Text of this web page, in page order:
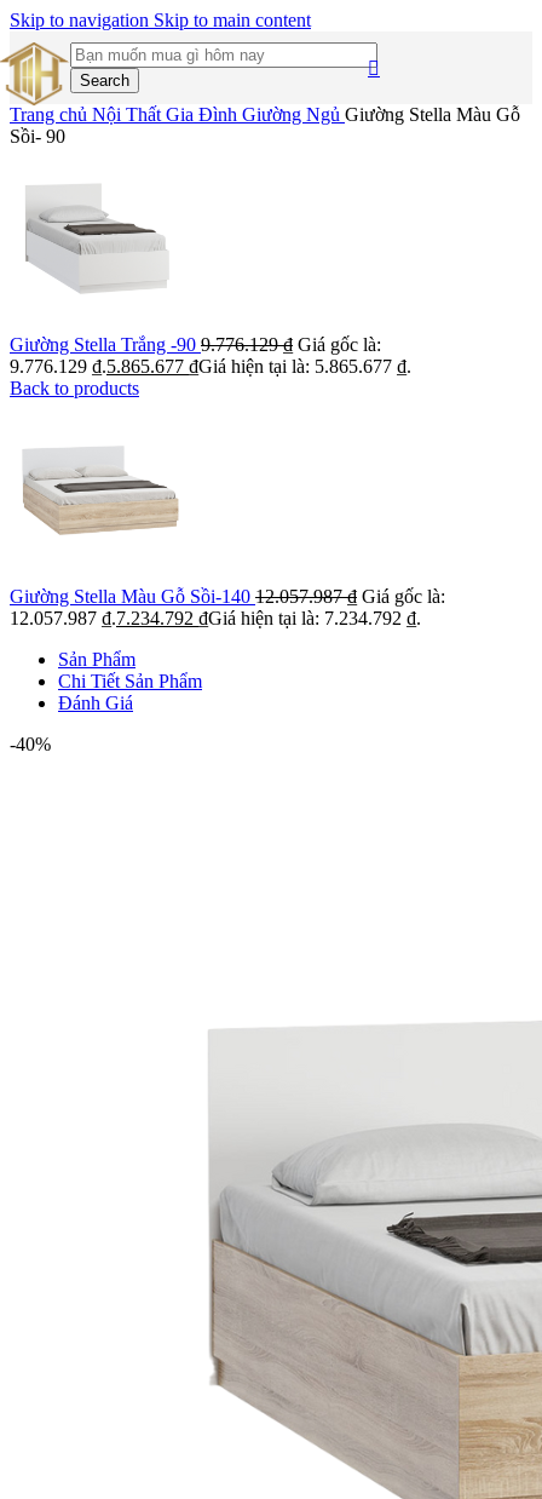
Skip to navigation Skip to main content
Search
Trang chủ Nội Thất Gia Đình Giường Ngủ Giường Stella Màu Gỗ
Sồi- 90
Giường Stella Trắng -90 9.776.129₫ Giá gốc là:
9.776.129 ₫.5.865.677 ₫Giá hiện tại là: 5.865.677 ₫.
Back to products
Giường Stella Màu Gỗ Sồi-140 12.057.987₫ Giá gốc là:
12.057.987 ₫.7.234.792 ₫Giá hiện tại là: 7.234.792 ₫.
Sản Phẩm
Chi Tiết Sản Phẩm
Đánh Giá
-40%